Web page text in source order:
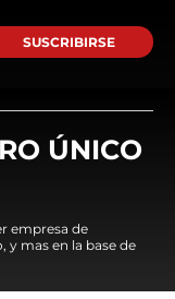
SUSCRIBIRSE
ÚNICO
empresa de
y mas en la base de